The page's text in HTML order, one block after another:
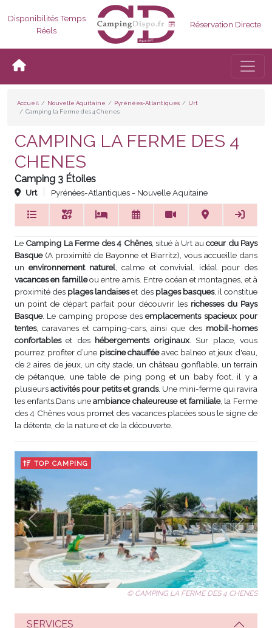
Disponibilités Temps
Réels
Réservation Directe
Accueil Nouvelle Aquitaine Pyrénées-Atlantiques
Urt
Camping la Ferme des 4 Chenes
CAMPING LA FERME DES 4
CHENES
Camping 3 Étoiles
Urt Pyrénées-Atlantiques - Nouvelle Aquitaine
Le Camping La Ferme des 4 Chênes, situé à Urt aucœur du Pays
Basque(A proximité de Bayonne et Biarritz), vous accueille dans
unenvironnement naturel , calme et convivial, idéal pour des
vacances en familleou entre amis. Entre océan et montagnes, et à
proximité des plages landaiseset des plages basques, il constitue
un point de départ parfait pour découvrir les richesses du Pays
Basque. Le camping propose desemplacements spacieux pour
tentes, caravanes et camping-cars, ainsi que des mobil-homes
confortableset des hébergements originaux. Sur place, vous
pourrez profiter d’une piscine chaufféeavec balneo et jeux d'eau,
de 2 aires de jeux, un city stade, un château gonflable, un terrain
de pétanque, une table de ping pong et un baby foot, il y a
plusieursactivités pour petits et grands. Une mini-ferme qui ravira
les enfants.Dans uneambiance chaleureuse et familiale, la Ferme
des 4 Chênes vous promet des vacances placées sous le signe de
la détente, de la nature et de la découverte.
TOP CAMPING
Précédent Suivant
© CAMPING LA FERME DES 4 CHENES
SERVICES